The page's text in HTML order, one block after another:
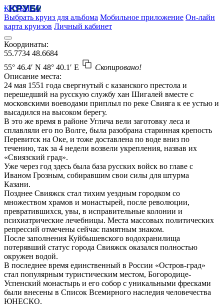
КРУБИСС
Выбрать круиз для альбома Мобильное приложение Он-лайн
карта круизов Личный кабинет
Координаты:
55.7734 48.6684
55° 46.4′ N 48° 40.1′ E
Скопировано!
Описание места:
24 мая 1551 года свергнутый с казанского престола и
перешедший на русскую службу хан Шигалей вместе с
московскими воеводами приплыл по реке Свияга к ее устью и
высадился на высоком берегу.
В это же время в районе Углича вели заготовку леса и
сплавляли его по Волге, была разобрана старинная крепость
Перевитск на Оке, и тоже доставлена по воде вниз по
течению, так за 4 недели возвели укрепления, назвав их
«Свиязский град».
Уже через год здесь была база русских войск во главе с
Иваном Грозным, собиравшим свои силы для штурма
Казани.
Позднее Свияжск стал тихим уездным городком со
множеством храмов и монастырей, после революции,
превратившихся, увы, в исправительные колонии и
психиатрические лечебницы. Места массовых политических
репрессий отмечены сейчас памятным знаком.
После заполнения Куйбышевского водохранилища
потерявший статус города Свияжск оказался полностью
окружен водой.
В последнее время единственный в России «Остров-град»
стал популярным туристическим местом, Богородице-
Успенский монастырь и его собор с уникальными фресками
были внесены в Список Всемирного наследия человечества
ЮНЕСКО.